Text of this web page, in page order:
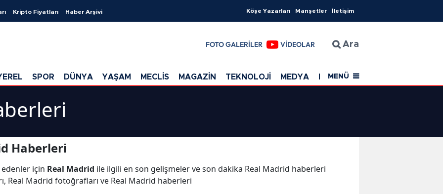
Kripto Fiyatları Haber Arşivi Köşe Yazarları Manşetler İletişim
FOTO GALERİLER VİDEOLAR Ara
SPOR DÜNYA YAŞAM MECLİS MAGAZİN TEKNOLOJİ MEDYA EĞİTİM SAĞLIK
MENÜ
Haberleri
için Real Madrid ile ilgili en son gelişmeler ve son dakika Real Madrid haberleri
Real Madrid fotoğrafları ve Real Madrid haberleri